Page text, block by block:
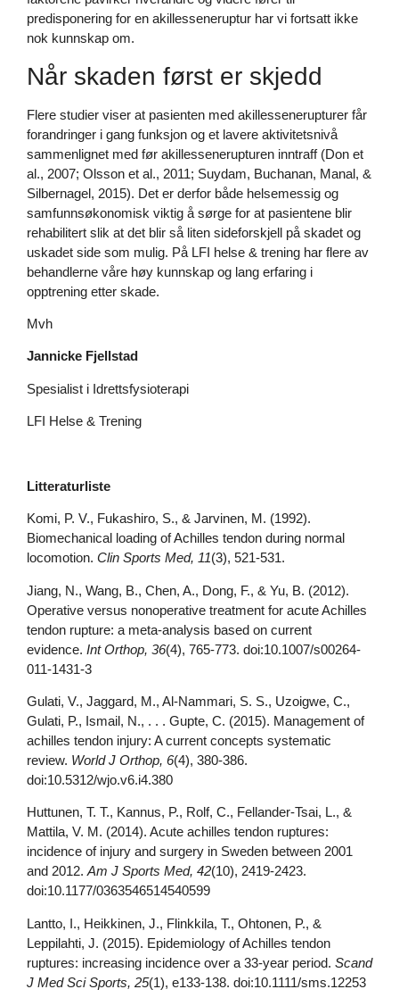
predisponering for en akillesseneruptur har vi fortsatt ikke
nok kunnskap om.
Når skaden først er skjedd
Flere studier viser at pasienten med akillessenerupturer får
forandringer i gang funksjon og et lavere aktivitetsnivå
sammenlignet med før akillessenerupturen inntraff (Don et
al., 2007; Olsson et al., 2011; Suydam, Buchanan, Manal, &
Silbernagel, 2015). Det er derfor både helsemessig og
samfunnsøkonomisk viktig å sørge for at pasientene blir
rehabilitert slik at det blir så liten sideforskjell på skadet og
uskadet side som mulig. På LFI helse & trening har flere av
behandlerne våre høy kunnskap og lang erfaring i
opptrening etter skade.
Mvh
Jannicke Fjellstad
Spesialist i Idrettsfysioterapi
LFI Helse & Trening
Litteraturliste
Komi, P. V., Fukashiro, S., & Jarvinen, M. (1992).
Biomechanical loading of Achilles tendon during normal
locomotion. Clin Sports Med, 11(3), 521-531.
Jiang, N., Wang, B., Chen, A., Dong, F., & Yu, B. (2012).
Operative versus nonoperative treatment for acute Achilles
tendon rupture: a meta-analysis based on current
evidence. Int Orthop, 36(4), 765-773. doi:10.1007/s00264-
011-1431-3
Gulati, V., Jaggard, M., Al-Nammari, S. S., Uzoigwe, C.,
Gulati, P., Ismail, N., . . . Gupte, C. (2015). Management of
achilles tendon injury: A current concepts systematic
review. World J Orthop, 6(4), 380-386.
doi:10.5312/wjo.v6.i4.380
Huttunen, T. T., Kannus, P., Rolf, C., Fellander-Tsai, L., &
Mattila, V. M. (2014). Acute achilles tendon ruptures:
incidence of injury and surgery in Sweden between 2001
and 2012.Am J Sports Med, 42(10), 2419-2423.
doi:10.1177/0363546514540599
Lantto, I., Heikkinen, J., Flinkkila, T., Ohtonen, P., &
Leppilahti, J. (2015). Epidemiology of Achilles tendon
ruptures: increasing incidence over a 33-year period. Scand
J Med Sci Sports, 25(1), e133-138. doi:10.1111/sms.12253